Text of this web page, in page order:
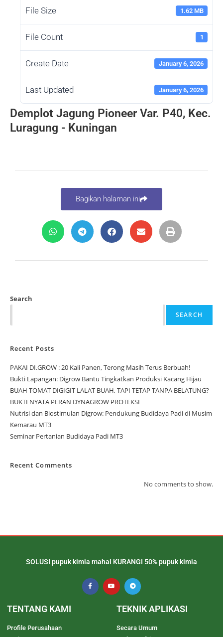
File Size 1.62 MB
File Count 1
Create Date January 6, 2026
Last Updated January 6, 2026
Demplot Jagung Pioneer Var. P40, Kec.
Luragung - Kuningan
Bagikan halaman ini
Search
SEARCH
Recent Posts
PAKAI DI.GROW : 20 Kali Panen, Terong Masih Terus Berbuah!
Bukti Lapangan: Digrow Bantu Tingkatkan Produksi Kacang Hijau
BUAH TOMAT DIGIGIT LALAT BUAH, TAPI TETAP TANPA BELATUNG?
BUKTI NYATA PERAN DYNAGROW PROTEKSI
Nutrisi dan Biostimulan Digrow: Pendukung Budidaya Padi di Musim
Kemarau MT3
Seminar Pertanian Budidaya Padi MT3
Recent Comments
No comments to show.
SOLUSI pupuk kimia mahal KURANGI 50% pupuk kimia
TENTANG KAMI
Profile Perusahaan
TEKNIK APLIKASI
Secara Umum